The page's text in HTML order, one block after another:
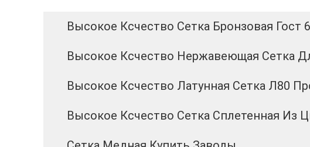
Высокое Ксчество Сетка Бронзовая Гост
Высокое Ксчество Нержавеющая Сетка
Высокое Ксчество Латунная Сетка Л80
Высокое Ксчество Сетка Сплетенная Из